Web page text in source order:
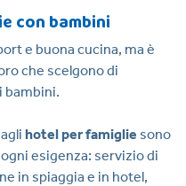
con bambini
e buona cucina, ma è
che scelgono di
bambini.
hotel per famiglie sono
esigenza: servizio di
in spiaggia e in hotel,